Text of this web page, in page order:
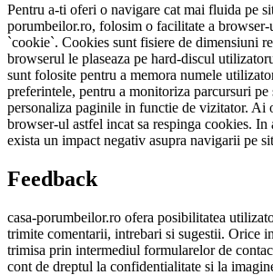
Pentru a-ti oferi o navigare cat mai fluida pe
porumbeilor.ro, folosim o facilitate a
`cookie`. Cookies sunt fisiere de dimensiuni
browserul le plaseaza pe hard-discul
sunt folosite pentru a memora numele
preferintele, pentru a monitoriza parcursuri pe
personaliza paginile in functie de vizitator. Ai
browser-ul astfel incat sa respinga cookies. In
exista un impact negativ asupra navigarii pe
Feedback
casa-porumbeilor.ro ofera posibilitatea
trimite comentarii, intrebari si sugestii. Orice
trimisa prin intermediul formularelor de
cont de dreptul la confidentialitate si la